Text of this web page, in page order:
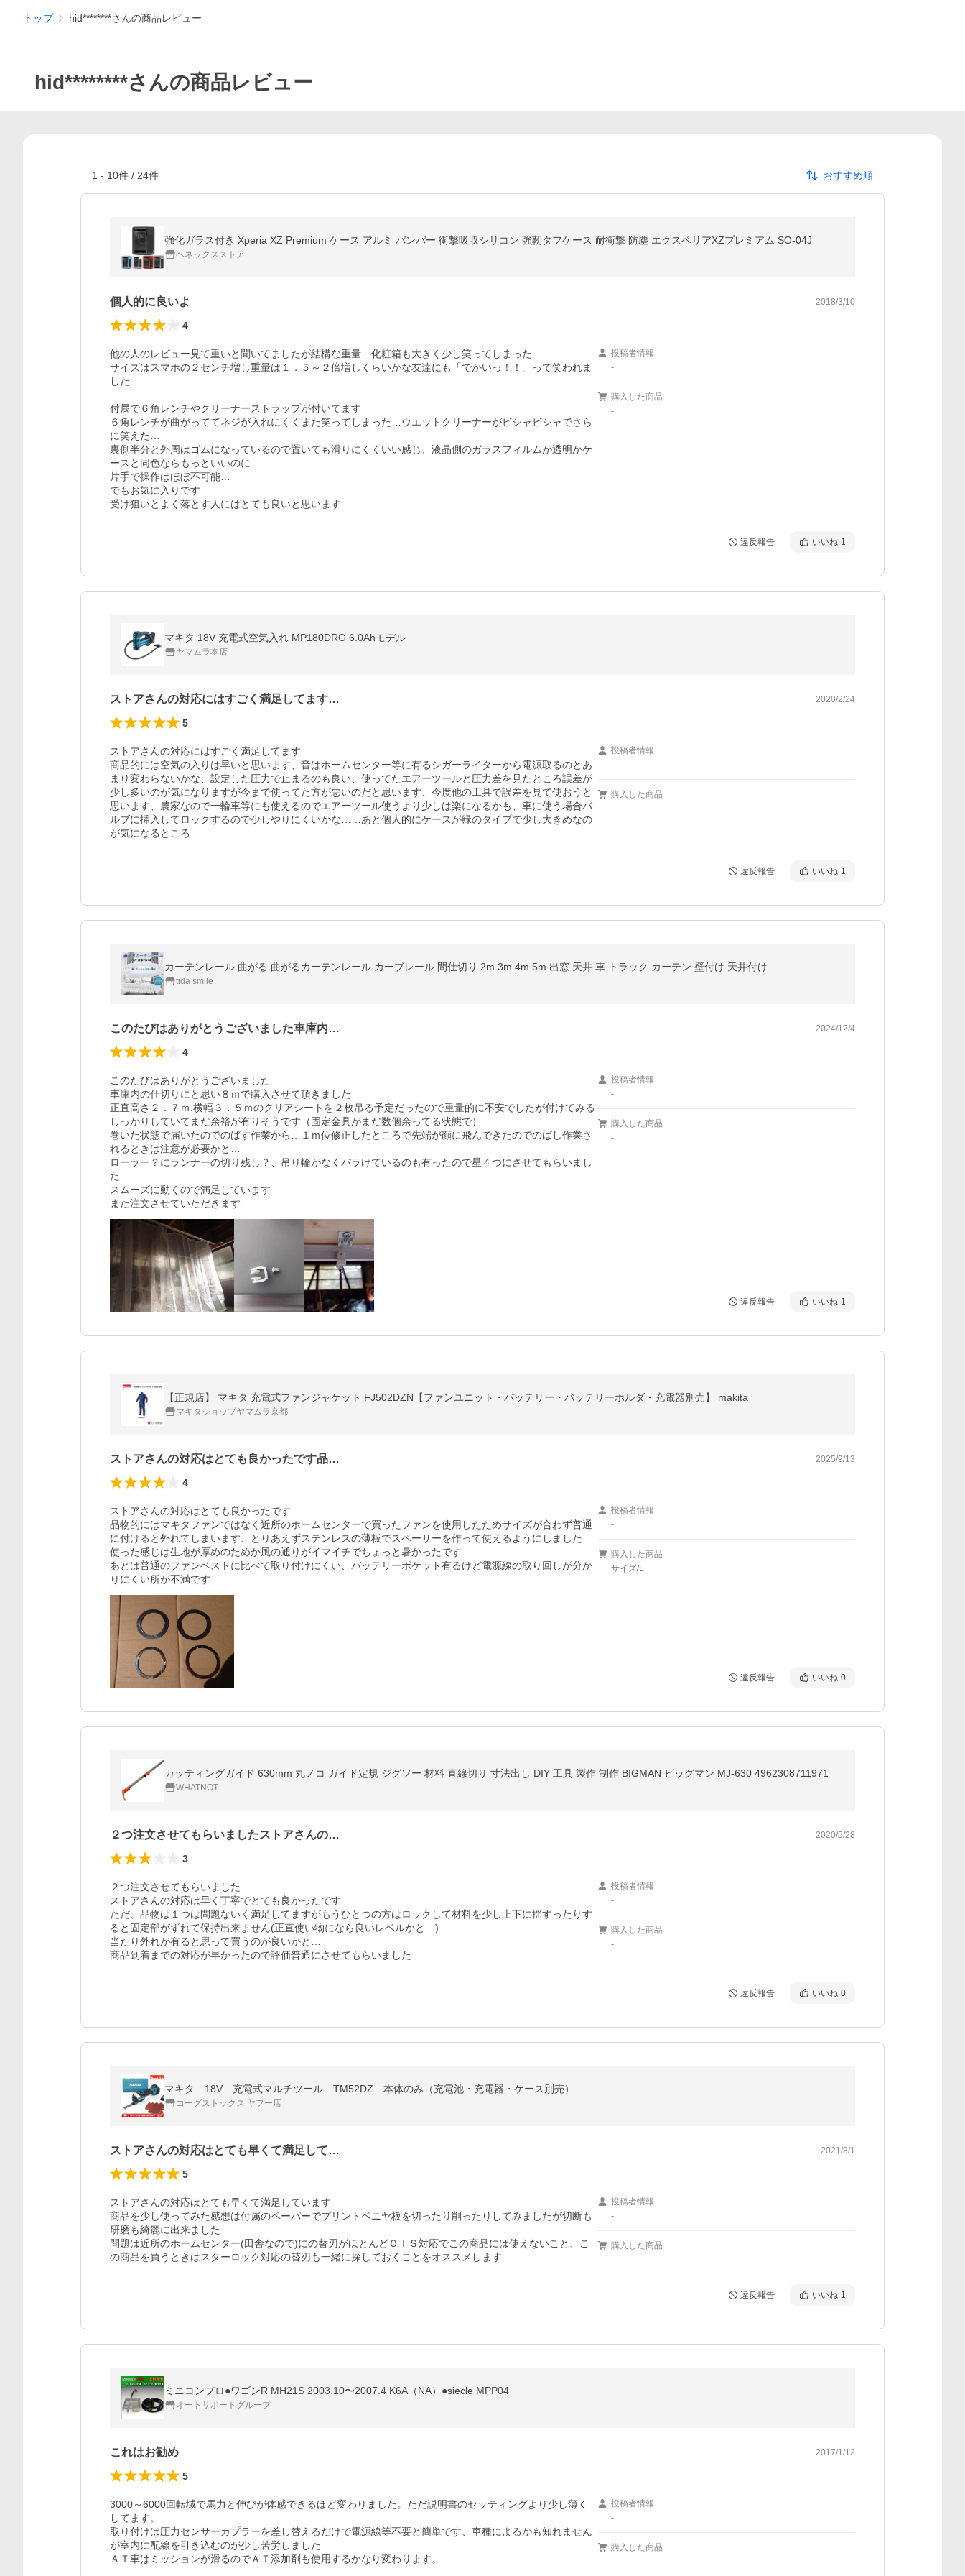
トップ hid********さんの商品レビュー
hid********さんの商品レビュー
1 - 10件 / 24件 おすすめ順
強化ガラス付き Xperia XZ Premium ケース アルミ バンパー 衝撃吸収シリコン 強靭タフケース 耐衝撃 防塵 エクスペリアXZプレミアム SO-04J
ベネックスストア
個人的に良いよ 2018/3/10
4
他の人のレビュー見て重いと聞いてましたが結構な重量…化粧箱も大きく少し笑ってしまった…
サイズはスマホの２センチ増し重量は１．５～２倍増しくらいかな友達にも「でかいっ！！」って笑われま
した
付属で６角レンチやクリーナーストラップが付いてます
６角レンチが曲がっててネジが入れにくくまた笑ってしまった…ウエットクリーナーがビシャビシャでさら
に笑えた…
裏側半分と外周はゴムになっているので置いても滑りにくくいい感じ、液晶側のガラスフィルムが透明かケ
ースと同色ならもっといいのに…
片手で操作はほぼ不可能…
でもお気に入りです
受け狙いとよく落とす人にはとても良いと思います
投稿者情報
-
購入した商品
-
違反報告 いいね 1
マキタ 18V 充電式空気入れ MP180DRG 6.0Ahモデル
ヤマムラ本店
ストアさんの対応にはすごく満足してます… 2020/2/24
5
ストアさんの対応にはすごく満足してます
商品的には空気の入りは早いと思います、音はホームセンター等に有るシガーライターから電源取るのとあ
まり変わらないかな、設定した圧力で止まるのも良い、使ってたエアーツールと圧力差を見たところ誤差が
少し多いのが気になりますが今まで使ってた方が悪いのだと思います、今度他の工具で誤差を見て使おうと
思います、農家なので一輪車等にも使えるのでエアーツール使うより少しは楽になるかも、車に使う場合バ
ルブに挿入してロックするので少しやりにくいかな……あと個人的にケースが緑のタイプで少し大きめなの
が気になるところ
投稿者情報
-
購入した商品
-
違反報告 いいね 1
カーテンレール 曲がる 曲がるカーテンレール カーブレール 間仕切り 2m 3m 4m 5m 出窓 天井 車 トラック カーテン 壁付け 天井付け
tida smile
このたびはありがとうございました車庫内… 2024/12/4
4
このたびはありがとうございました
車庫内の仕切りにと思い８ｍで購入させて頂きました
正直高さ２．７ｍ.横幅３．５ｍのクリアシートを２枚吊る予定だったので重量的に不安でしたが付けてみる
しっかりしていてまだ余裕が有りそうです（固定金具がまだ数個余ってる状態で）
巻いた状態で届いたのでのばす作業から…１ｍ位修正したところで先端が顔に飛んできたのでのばし作業さ
れるときは注意が必要かと…
ローラー？にランナーの切り残し？、吊り輪がなくバラけているのも有ったので星４つにさせてもらいまし
た
スムーズに動くので満足しています
また注文させていただきます
投稿者情報
-
購入した商品
-
違反報告 いいね 1
【正規店】 マキタ 充電式ファンジャケット FJ502DZN【ファンユニット・バッテリー・バッテリーホルダ・充電器別売】 makita
マキタショップヤマムラ京都
ストアさんの対応はとても良かったです品… 2025/9/13
4
ストアさんの対応はとても良かったです
品物的にはマキタファンではなく近所のホームセンターで買ったファンを使用したためサイズが合わず普通
に付けると外れてしまいます、とりあえずステンレスの薄板でスペーサーを作って使えるようにしました
使った感じは生地が厚めのためか風の通りがイマイチでちょっと暑かったです
あとは普通のファンベストに比べて取り付けにくい、バッテリーポケット有るけど電源線の取り回しが分か
りにくい所が不満です
投稿者情報
-
購入した商品
サイズ/L
違反報告 いいね 0
カッティングガイド 630mm 丸ノコ ガイド定規 ジグソー 材料 直線切り 寸法出し DIY 工具 製作 制作 BIGMAN ビッグマン MJ-630 4962308711971
WHATNOT
２つ注文させてもらいましたストアさんの… 2020/5/28
3
２つ注文させてもらいました
ストアさんの対応は早く丁寧でとても良かったです
ただ、品物は１つは問題ないく満足してますがもうひとつの方はロックして材料を少し上下に揺すったりす
ると固定部がずれて保持出来ません(正直使い物になら良いレベルかと…)
当たり外れが有ると思って買うのが良いかと…
商品到着までの対応が早かったので評価普通にさせてもらいました
投稿者情報
-
購入した商品
-
違反報告 いいね 0
マキタ 18V 充電式マルチツール TM52DZ 本体のみ（充電池・充電器・ケース別売）
コーグストックス ヤフー店
ストアさんの対応はとても早くて満足して… 2021/8/1
5
ストアさんの対応はとても早くて満足しています
商品を少し使ってみた感想は付属のペーパーでプリントベニヤ板を切ったり削ったりしてみましたが切断も
研磨も綺麗に出来ました
問題は近所のホームセンター(田舎なので)にの替刃がほとんどＯＩＳ対応でこの商品には使えないこと、こ
の商品を買うときはスターロック対応の替刃も一緒に探しておくことをオススメします
投稿者情報
-
購入した商品
-
違反報告 いいね 1
ミニコンプロ●ワゴンR MH21S 2003.10〜2007.4 K6A（NA）●siecle MPP04
オートサポートグループ
これはお勧め 2017/1/12
5
3000～6000回転域で馬力と伸びが体感できるほど変わりました。ただ説明書のセッティングより少し薄く
してます。
取り付けは圧力センサーカプラーを差し替えるだけで電源線等不要と簡単です、車種によるかも知れません
が室内に配線を引き込むのが少し苦労しました
ＡＴ車はミッションが滑るのでＡＴ添加剤も使用するかなり変わります。
投稿者情報
-
購入した商品
-